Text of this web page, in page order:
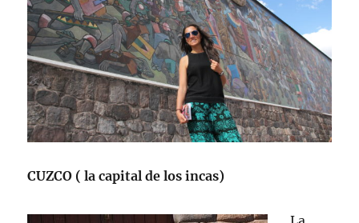
CUZCO ( la capital de los incas)